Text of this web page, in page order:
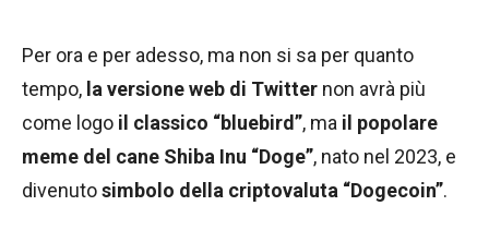
Per ora e per adesso, ma non si sa per quanto
tempo, la versione web di Twitter non avrà più
come logo il classico “bluebird”, ma il popolare
meme del cane Shiba Inu “Doge”, nato nel 2023, e
divenutosimbolo della criptovaluta “Dogecoin”.